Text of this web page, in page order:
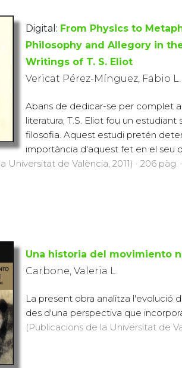
Digital: From Physics to
Philosophy and Allegory in
Writings of T. S. Eliot
Vericat Pérez-Mínguez, Fabio L.
Abans de dedicar-se per complet a
literatura, T.S. Eliot fou un estudiant
filosofia. Aquest estudi pretén
importància d'aquest fet en el seu
Universitat de València, 2011) · 206 pàg.
Una historia del movimiento
Carbone, Valeria L.
La present obra analitza l'evolució
des d'una perspectiva que
(Publicacions de la Universitat de